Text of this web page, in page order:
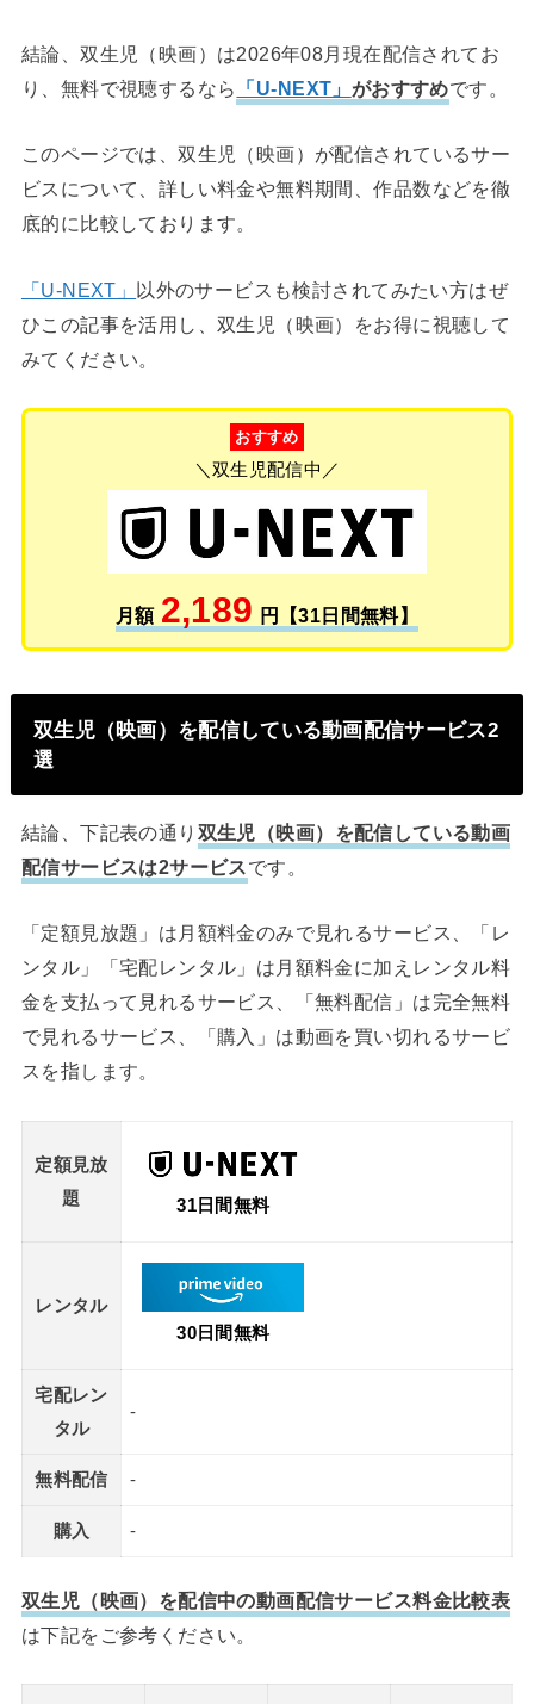
結論、双生児（映画）は2026年08月現在配信されてお
り、無料で視聴するなら
「U-NEXT」 がおすすめです。
このページでは、双生児（映画）が配信されているサー
ビスについて、詳しい料金や無料期間、作品数などを徹
底的に比較しております。
「U-NEXT」 以外のサービスも検討されてみたい方はぜ
ひこの記事を活用し、双生児（映画）をお得に視聴して
みてください。
おすすめ
＼双生児配信中／
月額 2,189 円【31日間無料】
双生児（映画）を配信している動画配信サービス2
選
結論、下記表の通り 双生児（映画）を配信している動画
配信サービスは2サービスです。
「定額見放題」は月額料金のみで見れるサービス、「レ
ンタル」「宅配レンタル」は月額料金に加えレンタル料
金を支払って見れるサービス、「無料配信」は完全無料
で見れるサービス、「購入」は動画を買い切れるサービ
スを指します。
定額見放
題
31日間無料
レンタル
30日間無料
宅配レン
タル
-
無料配信 -
購入 -
双生児（映画）を配信中の動画配信サービス料金比較表
は下記をご参考ください。